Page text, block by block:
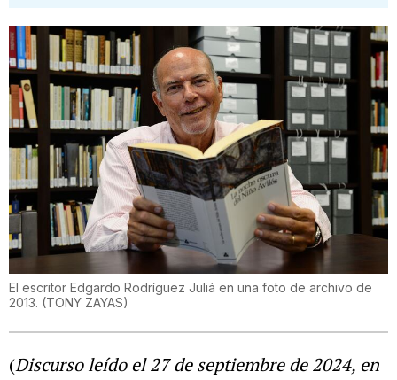
El escritor Edgardo Rodríguez Juliá en una foto de archivo de
2013. (TONY ZAYAS)
(Discurso leído el 27 de septiembre de 2024, en